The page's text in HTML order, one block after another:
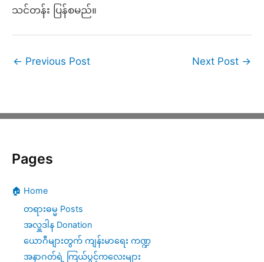
သင်တန်း ပြန်စမည်။
← Previous Post Next Post →
Pages
🏠 Home
တရားဓမ္မ Posts
အလှူဒါန Donation
ယောဂီများတွက် ကျန်းမာရေး ကဏ္ဍ
အနာဂတ်ရဲ့ ကြယ်ပွင့်ကလေးများ